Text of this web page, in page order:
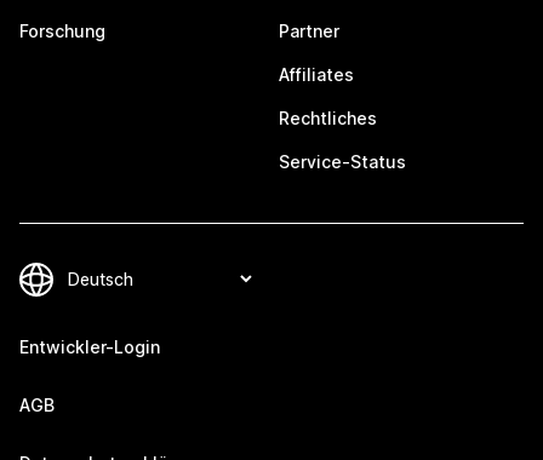
Forschung Partner
Affiliates
Rechtliches
Service-Status
Entwickler-Login
AGB